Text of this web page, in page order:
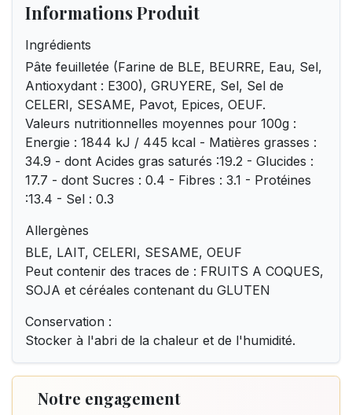
Informations Produit
Ingrédients
Pâte feuilletée (Farine de BLE, BEURRE, Eau, Sel,
Antioxydant : E300), GRUYERE, Sel, Sel de
CELERI, SESAME, Pavot, Epices, OEUF.
Valeurs nutritionnelles moyennes pour 100g :
Energie : 1844 kJ / 445 kcal - Matières grasses :
34.9 - dont Acides gras saturés :19.2 - Glucides :
17.7 - dont Sucres : 0.4 - Fibres : 3.1 - Protéines
:13.4 - Sel : 0.3
Allergènes
BLE, LAIT, CELERI, SESAME, OEUF
Peut contenir des traces de : FRUITS A COQUES,
SOJA et céréales contenant du GLUTEN
Conservation :
Stocker à l'abri de la chaleur et de l'humidité.
Notre engagement